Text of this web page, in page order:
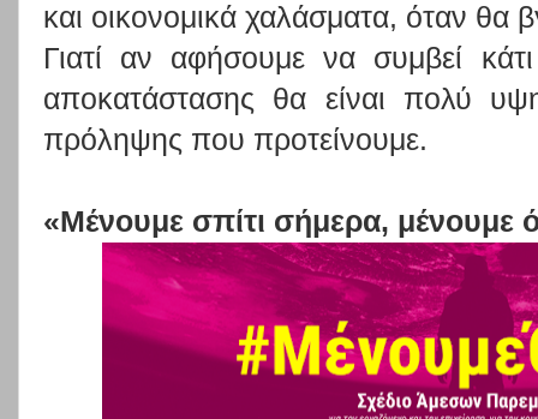
και οικονομικά χαλάσματα, όταν θα
Γιατί αν αφήσουμε να συμβεί
αποκατάστασης θα είναι πολύ
πρόληψης που προτείνουμε.
«Μένουμε σπίτι σήμερα, μένουμε